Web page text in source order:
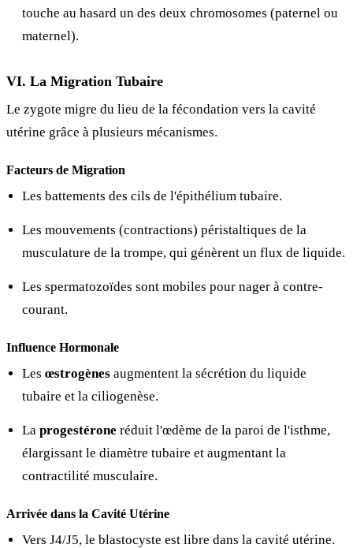
touche au hasard un des deux chromosomes (paternel ou
maternel).
VI. La Migration Tubaire
Le zygote migre du lieu de la fécondation vers la cavité
utérine grâce à plusieurs mécanismes.
Facteurs de Migration
Les battements des cils de l'épithélium tubaire.
Les mouvements (contractions) péristaltiques de la
musculature de la trompe, qui génèrent un flux de liquide.
Les spermatozoïdes sont mobiles pour nager à contre-
courant.
Influence Hormonale
Les œstrogènes augmentent la sécrétion du liquide
tubaire et la ciliogenèse.
La progestérone réduit l'œdème de la paroi de l'isthme,
élargissant le diamètre tubaire et augmentant la
contractilité musculaire.
Arrivée dans la Cavité Utérine
Vers J4/J5, le blastocyste est libre dans la cavité utérine.